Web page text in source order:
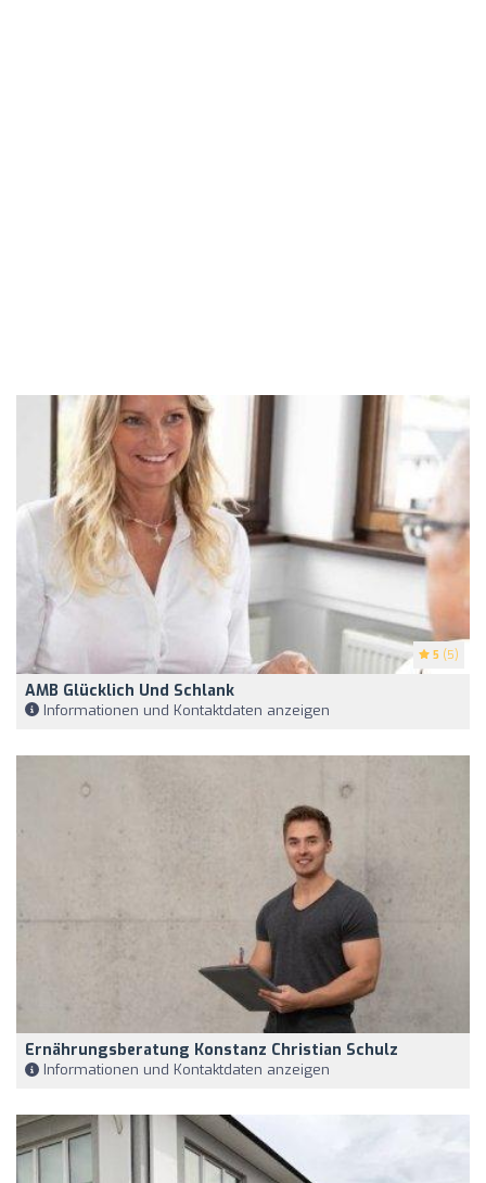
5 (5)
AMB Glücklich Und Schlank
Informationen und Kontaktdaten anzeigen
Ernährungsberatung Konstanz Christian Schulz
Informationen und Kontaktdaten anzeigen